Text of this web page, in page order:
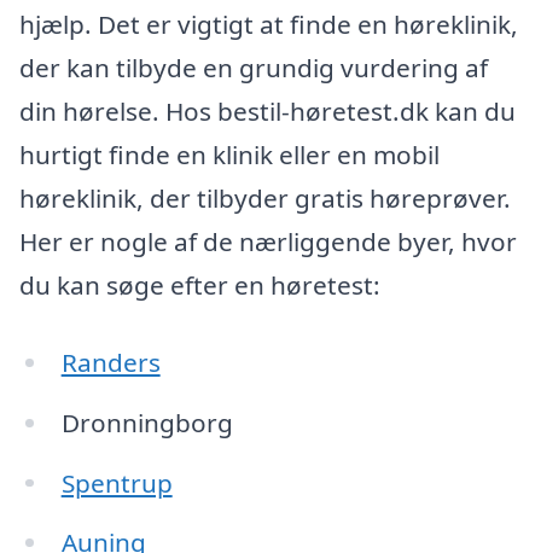
hjælp. Det er vigtigt at finde en høreklinik,
der kan tilbyde en grundig vurdering af
din hørelse. Hos bestil-høretest.dk kan du
hurtigt finde en klinik eller en mobil
høreklinik, der tilbyder gratis høreprøver.
Her er nogle af de nærliggende byer, hvor
du kan søge efter en høretest:
Randers
Dronningborg
Spentrup
Auning